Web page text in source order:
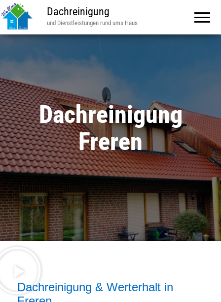
Dachreinigung
und Dienstleistungen rund ums Haus
Dachreinigung
Freren
Dachreinigung & Werterhalt in